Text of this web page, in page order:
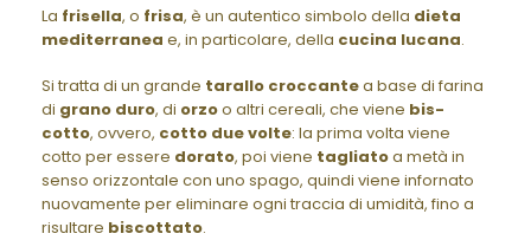
La frisella, o frisa, è un autentico simbolo della dieta
mediterranea e, in particolare, della cucina lucana.
Si tratta di un grande tarallo croccantea base di farina
di grano duro, di orzoo altri cereali, che viene bis-
cotto, ovvero, cotto due volte: la prima volta viene
cotto per essere dorato, poi viene tagliatoa metà in
senso orizzontale con uno spago, quindi viene infornato
nuovamente per eliminare ogni traccia di umidità, fino a
risultare biscottato.